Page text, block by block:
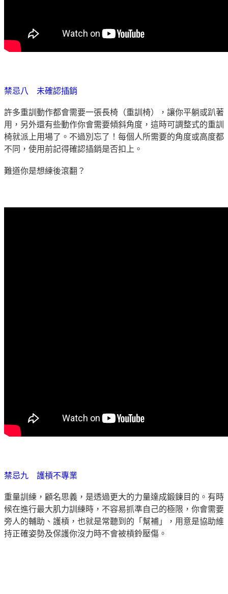
禁忌八 未確認插銷
許多重訓動作都會需要一張長椅（重訓椅），讓你平躺或趴著
用，另外還有些動作你會需要傾斜角度，這時可調整式的重訓
椅就派上用場了。不過別忘了！每個人所需要的角度或高度都
不同，使用前記得確認插銷是否扣上。
難道你是想練後滾翻？
禁忌九 護槓不專業
重量訓練，顧名思義，是透過更大的力量達成鍛鍊目的。有時
候在進行最大肌力訓練時，不容易抓準自己的極限，你會需要
旁人的輔助、護槓，也就是常聽到的「幫補」，用意是協助維
持正確姿勢及保護你沒力時不會被槓鈴壓傷。